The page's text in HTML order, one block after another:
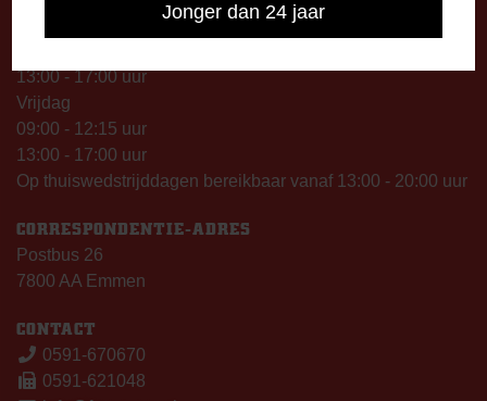
Jonger dan 24 jaar
13:00 - 17:00 uur
Vrijdag
09:00 - 12:15 uur
13:00 - 17:00 uur
Op thuiswedstrijddagen bereikbaar vanaf 13:00 - 20:00 uur
CORRESPONDENTIE-ADRES
Postbus 26
7800 AA Emmen
CONTACT
0591-670670
0591-621048